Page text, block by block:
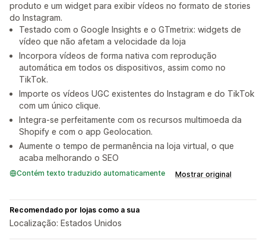
produto e um widget para exibir vídeos no formato de stories
do Instagram.
Testado com o Google Insights e o GTmetrix: widgets de
vídeo que não afetam a velocidade da loja
Incorpora vídeos de forma nativa com reprodução
automática em todos os dispositivos, assim como no
TikTok.
Importe os vídeos UGC existentes do Instagram e do TikTok
com um único clique.
Integra-se perfeitamente com os recursos multimoeda da
Shopify e com o app Geolocation.
Aumente o tempo de permanência na loja virtual, o que
acaba melhorando o SEO
Contém texto traduzido automaticamente Mostrar original
Recomendado por lojas como a sua
Localização: Estados Unidos